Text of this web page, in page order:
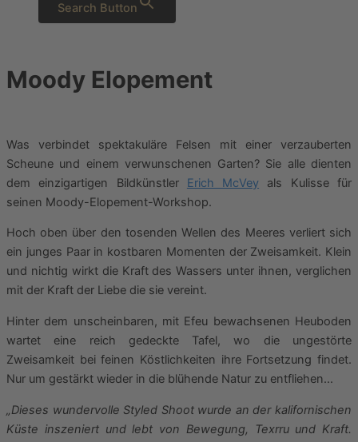
Search Button
Moody Elopement
Was verbindet spektakuläre Felsen mit einer verzauberten
Scheune und einem verwunschenen Garten? Sie alle dienten
dem einzigartigen Bildkünstler Erich McVey als Kulisse für
seinen Moody-Elopement-Workshop.
Hoch oben über den tosenden Wellen des Meeres verliert sich
ein junges Paar in kostbaren Momenten der Zweisamkeit. Klein
und nichtig wirkt die Kraft des Wassers unter ihnen, verglichen
mit der Kraft der Liebe die sie vereint.
Hinter dem unscheinbaren, mit Efeu bewachsenen Heuboden
wartet eine reich gedeckte Tafel, wo die ungestörte
Zweisamkeit bei feinen Köstlichkeiten ihre Fortsetzung findet.
Nur um gestärkt wieder in die blühende Natur zu entfliehen…
„Dieses wundervolle Styled Shoot wurde an der kalifornischen
Küste inszeniert und lebt von Bewegung, Texrru und Kraft.